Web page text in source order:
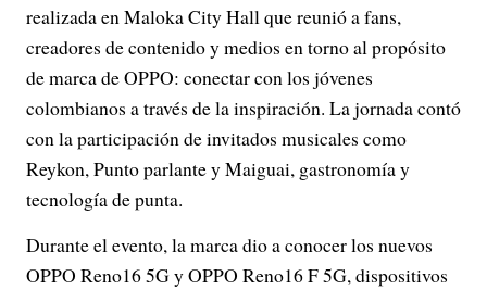
realizada en Maloka City Hall que reunió a fans,
creadores de contenido y medios en torno al propósito
de marca de OPPO: conectar con los jóvenes
colombianos a través de la inspiración. La jornada contó
con la participación de invitados musicales como
Reykon, Punto parlante y Maiguai, gastronomía y
tecnología de punta.
Durante el evento, la marca dio a conocer los nuevos
OPPO Reno16 5G y OPPO Reno16 F 5G, dispositivos